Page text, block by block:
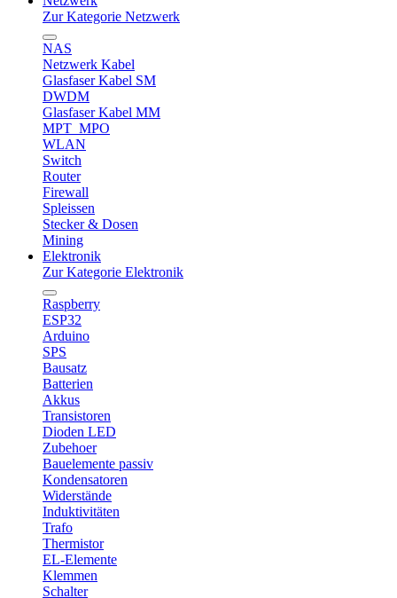
Zur Kategorie Netzwerk
NAS
Netzwerk Kabel
Glasfaser Kabel SM
DWDM
Glasfaser Kabel MM
MPT_MPO
WLAN
Switch
Router
Firewall
Spleissen
Stecker & Dosen
Mining
Elektronik
Zur Kategorie Elektronik
Raspberry
ESP32
Arduino
SPS
Bausatz
Batterien
Akkus
Transistoren
Dioden LED
Zubehoer
Bauelemente passiv
Kondensatoren
Widerstände
Induktivitäten
Trafo
Thermistor
EL-Elemente
Klemmen
Schalter